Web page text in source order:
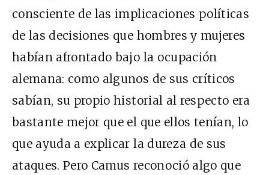
consciente de las implicaciones políticas
de las decisiones que hombres y mujeres
habían afrontado bajo la ocupación
alemana: como algunos de sus críticos
sabían, su propio historial al respecto era
bastante mejor que el que ellos tenían, lo
que ayuda a explicar la dureza de sus
ataques. Pero Camus reconoció algo que